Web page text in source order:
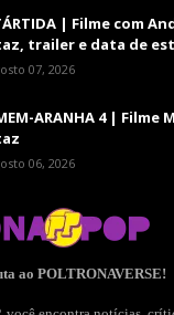
| Filme com
trailer e data de
07, 2026
ARANHA 4 | Filme
06, 2026
ao POLTRONAVERSE!